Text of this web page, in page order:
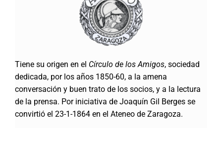
Tiene su origen en el Círculo de los Amigos, sociedad
dedicada, por los años 1850-60, a la amena
conversación y buen trato de los socios, y a la lectura
de la prensa. Por iniciativa de Joaquín Gil Berges se
convirtió el 23-1-1864 en el Ateneo de Zaragoza.